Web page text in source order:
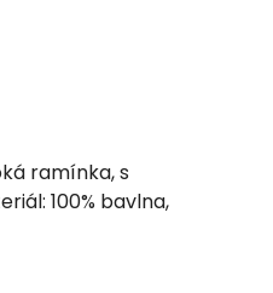
ramínka, s
100% bavlna,